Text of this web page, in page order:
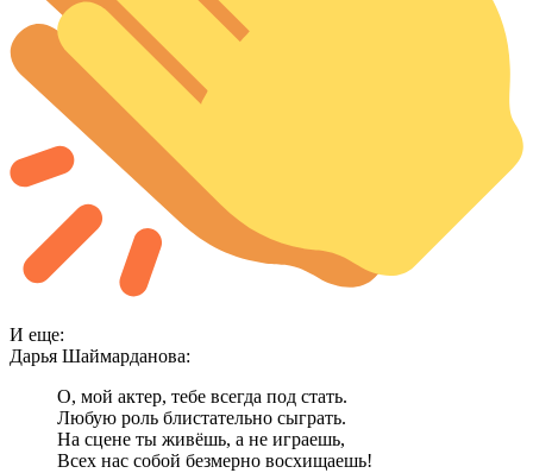
И еще:
Дарья Шаймарданова:
О, мой актер, тебе всегда под стать.
Любую роль блистательно сыграть.
На сцене ты живёшь, а не играешь,
Всех нас собой безмерно восхищаешь!